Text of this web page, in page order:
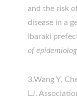
and the risk
disease in a
Ibaraki
of
3.Wang Y,
LJ.